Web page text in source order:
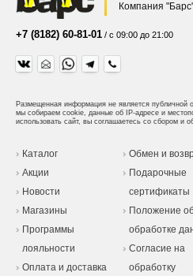
Компания
+7 (8182) 60-81-01 / с 09:00 до 21:00
Размещенная информация не является публичной
мы собираем cookie, данные об IP-адресе и
использовать сайт, вы соглашаетесь со сбором и
Каталог
Акции
Новости
Магазины
Программы
лояльности
Оплата и доставка
Обмен и
Подарочные
сертификаты
Положение
обработке
Согласие на
обработку